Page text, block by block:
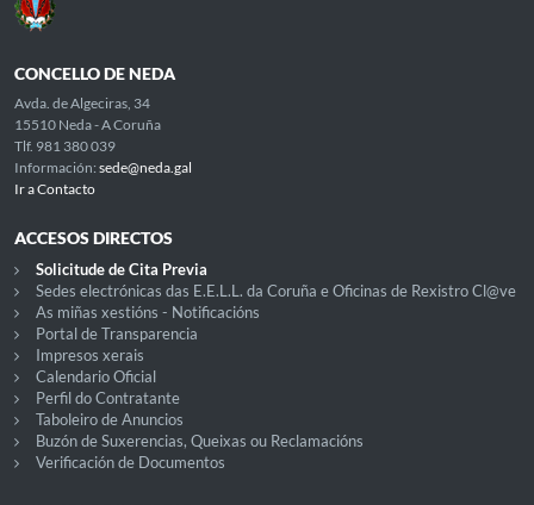
CONCELLO DE NEDA
Avda. de Algeciras, 34
15510 Neda - A Coruña
Tlf. 981 380 039
Información: sede@neda.gal
Ir a Contacto
ACCESOS DIRECTOS
Solicitude de Cita Previa
Sedes electrónicas das E.E.L.L. da Coruña e Oficinas de Rexistro Cl@ve
As miñas xestións - Notificacións
Portal de Transparencia
Impresos xerais
Calendario Oficial
Perfil do Contratante
Taboleiro de Anuncios
Buzón de Suxerencias, Queixas ou Reclamacións
Verificación de Documentos